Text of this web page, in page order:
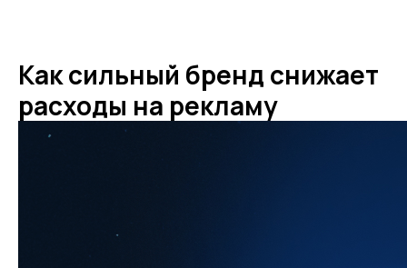
Как сильный бренд снижает
расходы на рекламу